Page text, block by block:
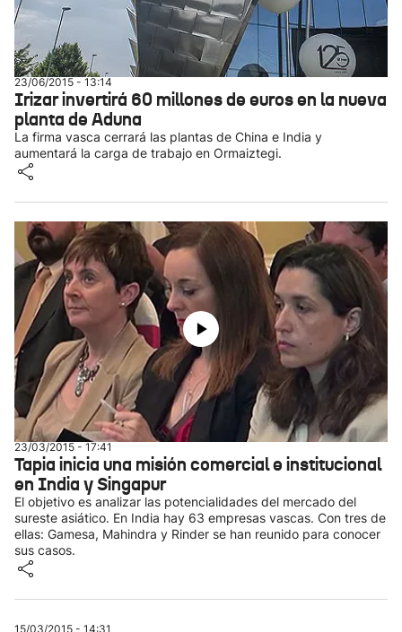
23/06/2015 - 13:14
Irizar invertirá 60 millones de euros en la nueva
planta de Aduna
La firma vasca cerrará las plantas de China e India y
aumentará la carga de trabajo en Ormaiztegi.
23/03/2015 - 17:41
Tapia inicia una misión comercial e institucional
en India y Singapur
El objetivo es analizar las potencialidades del mercado del
sureste asiático. En India hay 63 empresas vascas. Con tres de
ellas: Gamesa, Mahindra y Rinder se han reunido para conocer
sus casos.
15/03/2015 - 14:31